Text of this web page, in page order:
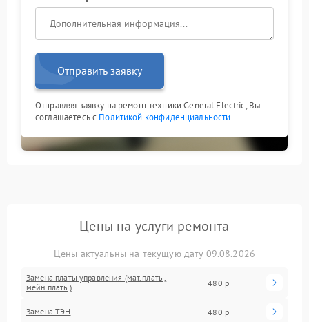
Отправить заявку
Отправляя заявку на ремонт техники General Electric, Вы
соглашаетесь с Политикой конфиденциальности
Цены на услуги ремонта
Цены актуальны на текущую дату 09.08.2026
Замена платы управления (мат.платы,
мейн платы)
480 р
Замена ТЭН 480 р